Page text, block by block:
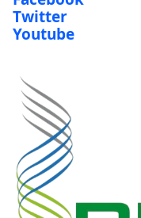
Twitter
Youtube